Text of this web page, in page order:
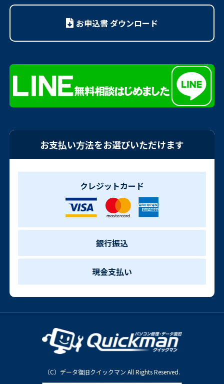
お申込書 ダウンロード
お支払い方法をお選びいただけます
クレジットカード
銀行振込
現金支払い
（C）データ復旧クイックマン All Rights Reserved.